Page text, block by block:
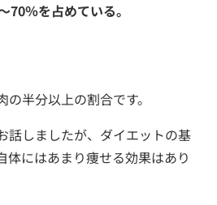
70％を占めている。
半分以上の割合です。
話しましたが、ダイエットの基
体にはあまり痩せる効果はあり